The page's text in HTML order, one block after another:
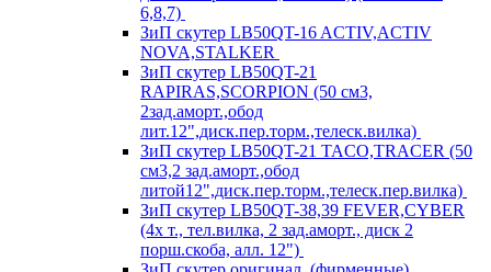
6,8,7)
ЗиП скутер LB50QT-16 ACTIV,ACTIV
NOVA,STALKER
ЗиП скутер LB50QT-21
RAPIRAS,SCORPION (50 см3,
2зад.аморт.,обод
лит.12",диск.пер.торм.,телеск.вилка)
ЗиП скутер LB50QT-21 TACO,TRACER (50
см3,2 зад.аморт.,обод
литой12",диск.пер.торм.,телеск.пер.вилка)
ЗиП скутер LB50QT-38,39 FEVER,CYBER
(4х т., тел.вилка, 2 зад.аморт., диск 2
порш.скоба, алл. 12")